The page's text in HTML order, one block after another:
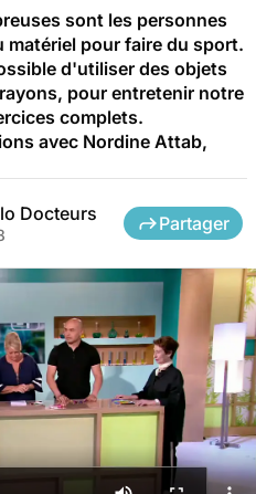
sont les personnes
pour faire du sport.
d'utiliser des objets
pour entretenir notre
complets.
avec Nordine Attab,
Docteurs Partager